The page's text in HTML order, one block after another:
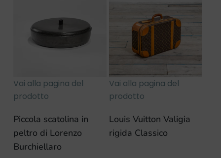
Vai alla pagina del
prodotto
Piccola scatolina in
peltro di Lorenzo
Burchiellaro
Vai alla pagina del
prodotto
Louis Vuitton Valigia
rigida Classico